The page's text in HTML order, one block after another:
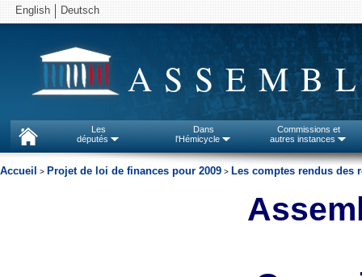
English Deutsch
Les
députés
Dans
l'Hémicycle
Commissions et
autres instances
Accueil > Projet de loi de finances pour 2009 > Les comptes rendus des